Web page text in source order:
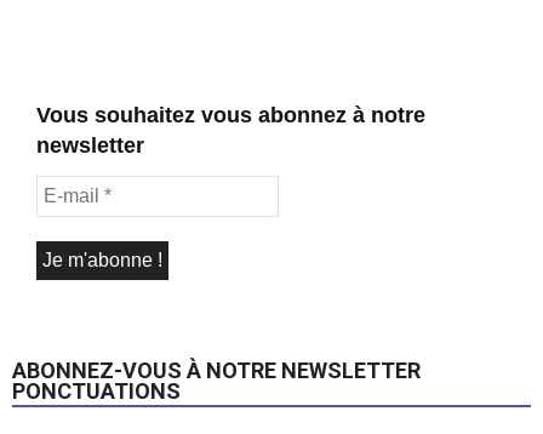
Vous souhaitez vous abonnez à notre
newsletter
ABONNEZ-VOUS À NOTRE NEWSLETTER
PONCTUATIONS